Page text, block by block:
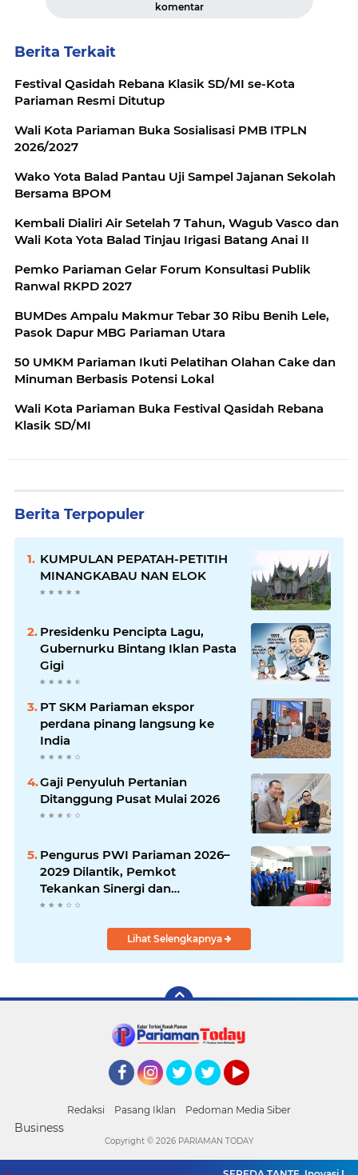
komentar
Berita Terkait
Festival Qasidah Rebana Klasik SD/MI se-Kota
Pariaman Resmi Ditutup
Wali Kota Pariaman Buka Sosialisasi PMB ITPLN
2026/2027
Wako Yota Balad Pantau Uji Sampel Jajanan Sekolah
Bersama BPOM
Kembali Dialiri Air Setelah 7 Tahun, Wagub Vasco dan
Wali Kota Yota Balad Tinjau Irigasi Batang Anai II
Pemko Pariaman Gelar Forum Konsultasi Publik
Ranwal RKPD 2027
BUMDes Ampalu Makmur Tebar 30 Ribu Benih Lele,
Pasok Dapur MBG Pariaman Utara
50 UMKM Pariaman Ikuti Pelatihan Olahan Cake dan
Minuman Berbasis Potensi Lokal
Wali Kota Pariaman Buka Festival Qasidah Rebana
Klasik SD/MI
Berita Terpopuler
KUMPULAN PEPATAH-PETITIH
MINANGKABAU NAN ELOK
Presidenku Pencipta Lagu,
Gubernurku Bintang Iklan Pasta
Gigi
PT SKM Pariaman ekspor
perdana pinang langsung ke
India
Gaji Penyuluh Pertanian
Ditanggung Pusat Mulai 2026
Pengurus PWI Pariaman 2026–
2029 Dilantik, Pemkot
Tekankan Sinergi dan
Profesionalisme Pers
Lihat Selengkapnya
Redaksi Pasang Iklan Pedoman Media Siber
Business
Copyright © 2026 PARIAMAN TODAY